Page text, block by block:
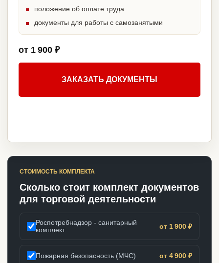
положение об оплате труда
документы для работы с самозанятыми
от 1 900 ₽
ЗАКАЗАТЬ ДОКУМЕНТЫ
СТОИМОСТЬ КОМПЛЕКТА
Сколько стоит комплект документов
для торговой деятельности
Роспотребнадзор - санитарный
комплект
от 1 900 ₽
Пожарная безопасность (МЧС) от 4 900 ₽